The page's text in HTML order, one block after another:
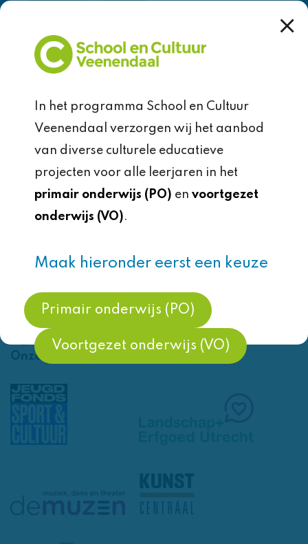
In het programma School en Cultuur
Veenendaal verzorgen wij het aanbod
van diverse culturele educatieve
projecten voor alle leerjaren in het
primair onderwijs (PO) en voortgezet
onderwijs (VO).
Maak hieronder eerst een keuze
Primair onderwijs (PO)
Voortgezet onderwijs (VO)
School en Cultuur
Veenendaal
Kees Stipplein 72
3901 TP Veenendaal
Neem contact op via e-mail
Volg ons op
Onze partners